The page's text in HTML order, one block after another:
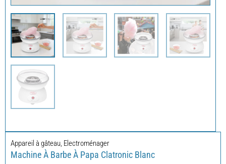
Appareil à gâteau, Electroménager
Machine À Barbe À Papa Clatronic Blanc